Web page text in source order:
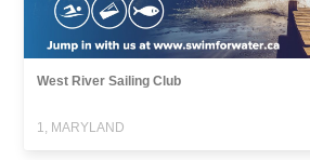
West River Sailing Club
1, MARYLAND